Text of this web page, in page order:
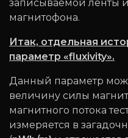
записываемой ленты
магнитофона.
Итак, отдельная
параметр «fluxivity».
Данный параметр
величину силы
магнитного потока
измеряется в